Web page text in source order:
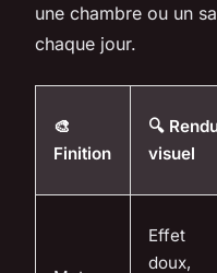
une chambre ou un
chaque jour.
🎨
Finition
🔍
visuel
Effet
doux,